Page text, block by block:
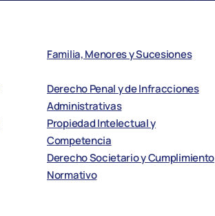
Familia, Menores y Sucesiones
Derecho Penal y de Infracciones
Administrativas
Propiedad Intelectual y
Competencia
Derecho Societario y Cumplimiento
Normativo